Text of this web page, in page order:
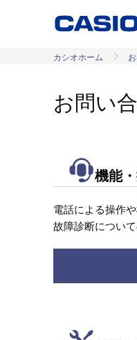
カシオホーム
お問い
機能
電話による操作
故障診断につい